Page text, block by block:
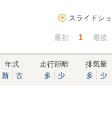
スライドシ
最初 1 最後
年式
新
古
走行距離
多
少
排気量
多
少